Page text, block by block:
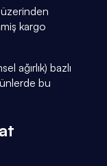
kargo
ağırlık) bazlı
bu